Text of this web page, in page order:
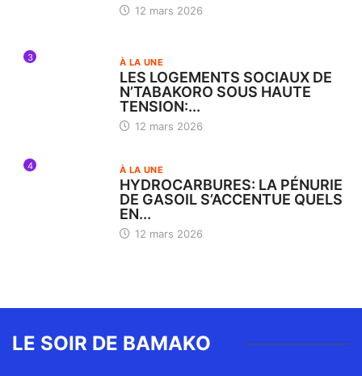
12 mars 2026
3 À LA UNE
LES LOGEMENTS SOCIAUX DE
N’TABAKORO SOUS HAUTE
TENSION:...
12 mars 2026
4 À LA UNE
HYDROCARBURES: LA PÉNURIE
DE GASOIL S’ACCENTUE QUELS
EN...
12 mars 2026
LE SOIR DE BAMAKO